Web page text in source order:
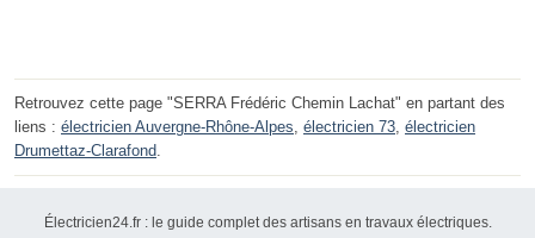
Retrouvez cette page "SERRA Frédéric Chemin Lachat" en partant des
liens : électricien Auvergne-Rhône-Alpes électricien 73 électricien
Drumettaz-Clarafond
Électricien24.fr : le guide complet des artisans en travaux électriques.